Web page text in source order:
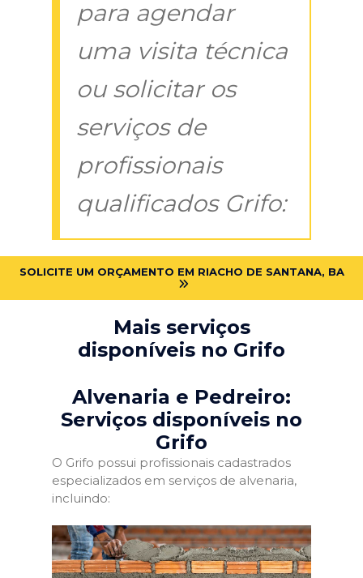
para agendar
uma visita técnica
ou solicitar os
serviços de
profissionais
qualificados Grifo:
SOLICITE UM ORÇAMENTO EM RIACHO DE SANTANA, BA
Mais serviços
disponíveis no Grifo
Alvenaria e Pedreiro:
Serviços disponíveis no
Grifo
O Grifo possui profissionais cadastrados
especializados em serviços de alvenaria,
incluindo: